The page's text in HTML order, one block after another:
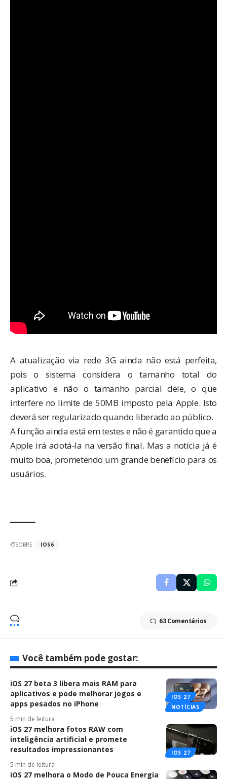
A atualização via rede 3G ainda não está perfeita,
pois o sistema considera o tamanho total do
aplicativo e não o tamanho parcial dele, o que
interfere no limite de 50MB imposto pela Apple. Isto
deverá ser regularizado quando liberado ao público.
A função ainda está em testes e não é garantido que a
Apple irá adotá-la na versão final. Mas a notícia já é
muito boa, prometendo um grande benefício para os
usuários.
SOBRE: IOS6
63 Comentários
Você também pode gostar:
IOS 27
NOTÍCIAS
iOS 27 beta 3 libera mais RAM para
aplicativos e pode melhorar jogos e
apps pesados no iPhone
5 min de leitura
IOS 27
iOS 27 melhora fotos RAW com
inteligência artificial e promete
resultados impressionantes
5 min de leitura
iOS 27 melhora o Modo de Pouca Energia